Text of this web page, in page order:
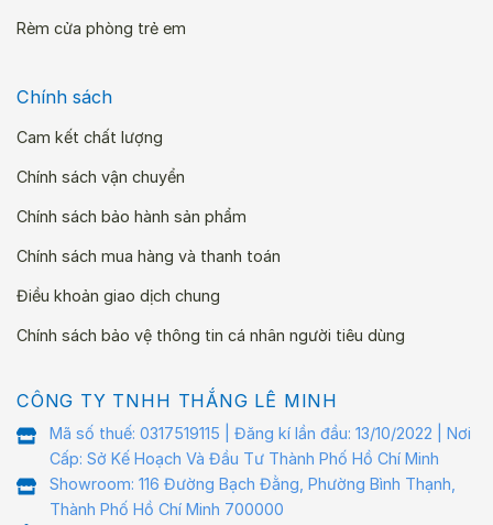
Rèm cửa phòng trẻ em
Chính sách
Cam kết chất lượng
Chính sách vận chuyển
Chính sách bảo hành sản phẩm
Chính sách mua hàng và thanh toán
Điều khoản giao dịch chung
Chính sách bảo vệ thông tin cá nhân người tiêu dùng
CÔNG TY TNHH THẮNG LÊ MINH
Mã số thuế: 0317519115 | Đăng kí lần đầu: 13/10/2022 | Nơi
Cấp: Sở Kế Hoạch Và Đầu Tư Thành Phố Hồ Chí Minh
Showroom: 116 Đường Bạch Đằng, Phường Bình Thạnh,
Thành Phố Hồ Chí Minh 700000